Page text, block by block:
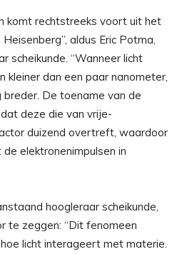
komt rechtstreeks voort uit het
aldus Eric Potma,
scheikunde. “Wanneer licht
dan een paar nanometer,
De toename van de
deze die van vrije-
duizend overtreft, waardoor
elektronenimpulsen in
hoogleraar scheikunde,
te zeggen: “Dit fenomeen
licht interageert met materie.